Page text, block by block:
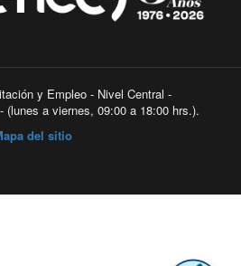
y Empleo - Nivel Central -
(lunes a viernes, 09:00 a 18:00 hrs.).
del sitio